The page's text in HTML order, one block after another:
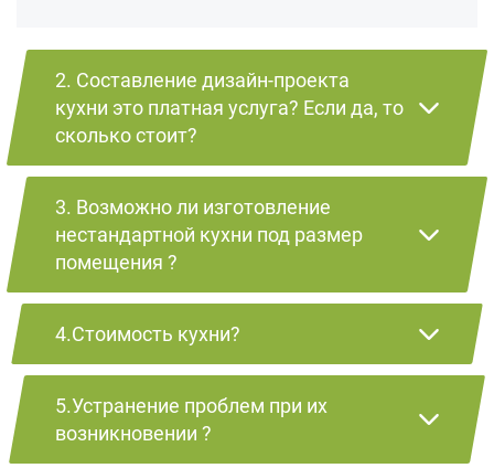
2. Составление дизайн-проекта
кухни это платная услуга? Если да, то
сколько стоит?
3. Возможно ли изготовление
нестандартной кухни под размер
помещения ?
4.Стоимость кухни?
5.Устранение проблем при их
возникновении ?